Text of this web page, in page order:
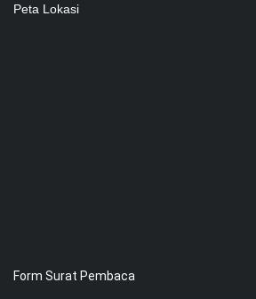
Peta Lokasi
Form Surat Pembaca